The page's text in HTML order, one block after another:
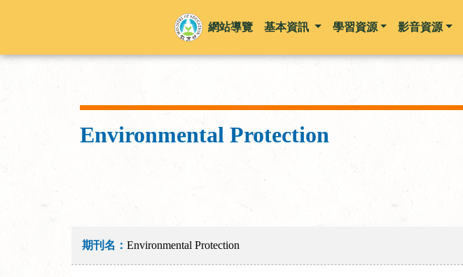
網站導覽 基本資訊 學習資源 影音資源
Environmental Protection
期刊名：Environmental Protection